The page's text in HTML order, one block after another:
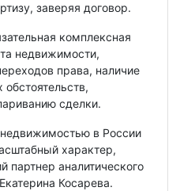
заверяя договор.
комплексная
недвижимости,
права, наличие
сделки.
в России
характер,
партнер аналитического
Косарева.